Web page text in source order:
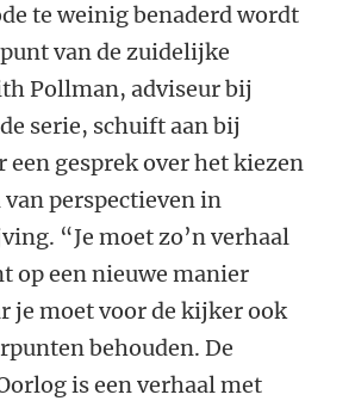
te weinig benaderd wordt
van de zuidelijke
Pollman, adviseur bij
serie, schuift aan bij
gesprek over het kiezen
perspectieven in
“Je moet zo’n verhaal
op een nieuwe manier
je moet voor de kijker ook
behouden. De
is een verhaal met